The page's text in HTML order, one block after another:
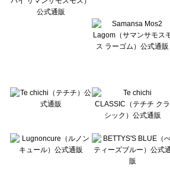
Wpc.（ワールドパーティー）のカーディガン一覧